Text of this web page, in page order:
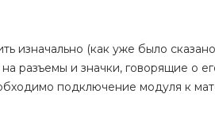
изначально (как уже было
разъемы и значки, говорящие о
подключение модуля к